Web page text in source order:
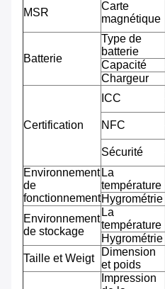
MSR
Carte
magnétique
Batterie
Type de
batterie
Capacité
Chargeur
Certification
ICC
NFC
Sécurité
Environnement
de
fonctionnement
La
température
Hygrométrie
Environnement
de stockage
La
température
Hygrométrie
Taille et Weigt
Dimension
et poids
Impression